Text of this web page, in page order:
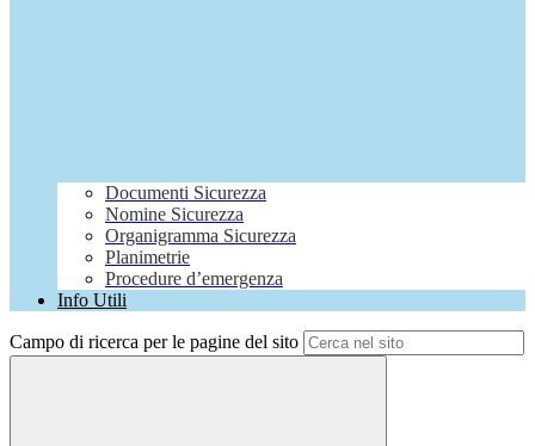
Documenti Sicurezza
Nomine Sicurezza
Organigramma Sicurezza
Planimetrie
Procedure d’emergenza
Info Utili
Campo di ricerca per le pagine del sito